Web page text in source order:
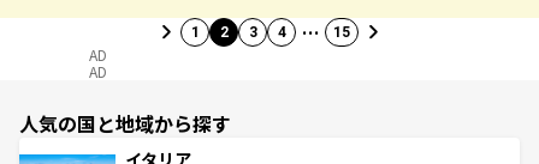
1 2 3 4 … 15
AD
AD
人気の国と地域から探す
イタリア